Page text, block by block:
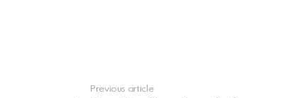
Previous article